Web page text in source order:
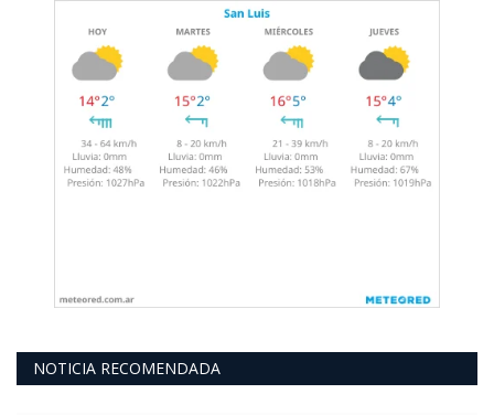
NOTICIA RECOMENDADA